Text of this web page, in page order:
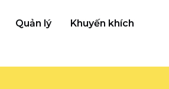
Quản lý Khuyến khích